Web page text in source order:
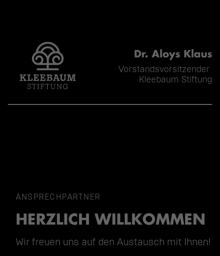
Dr. Aloys Klaus
Vorstandsvorsitzender
Kleebaum Stiftung
ANSPRECHPARTNER
HERZLICH WILLKOMMEN
Wir freuen uns auf den Austausch mit Ihnen!